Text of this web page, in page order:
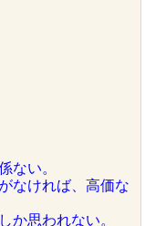
ない。
なければ、高価な
か思われない。